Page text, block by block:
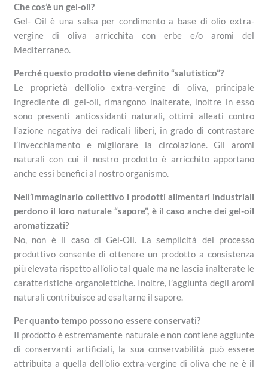
Che cos’è un gel-oil?
Gel- Oil è una salsa per condimento a base di olio extra-
vergine di oliva arricchita con erbe e/o aromi del
Mediterraneo.
Perché questo prodotto viene definito “salutistico”?
Le proprietà dell’olio extra-vergine di oliva, principale
ingrediente di gel-oil, rimangono inalterate, inoltre in esso
sono presenti antiossidanti naturali, ottimi alleati contro
l’azione negativa dei radicali liberi, in grado di contrastare
l’invecchiamento e migliorare la circolazione. Gli aromi
naturali con cui il nostro prodotto è arricchito apportano
anche essi benefici al nostro organismo.
Nell’immaginario collettivo i prodotti alimentari industriali
perdono il loro naturale “sapore”, è il caso anche dei gel-oil
aromatizzati?
No, non è il caso di Gel-Oil. La semplicità del processo
produttivo consente di ottenere un prodotto a consistenza
più elevata rispetto all’olio tal quale ma ne lascia inalterate le
caratteristiche organolettiche. Inoltre, l’aggiunta degli aromi
naturali contribuisce ad esaltarne il sapore.
Per quanto tempo possono essere conservati?
Il prodotto è estremamente naturale e non contiene aggiunte
di conservanti artificiali, la sua conservabilità può essere
attribuita a quella dell’olio extra-vergine di oliva che ne è il